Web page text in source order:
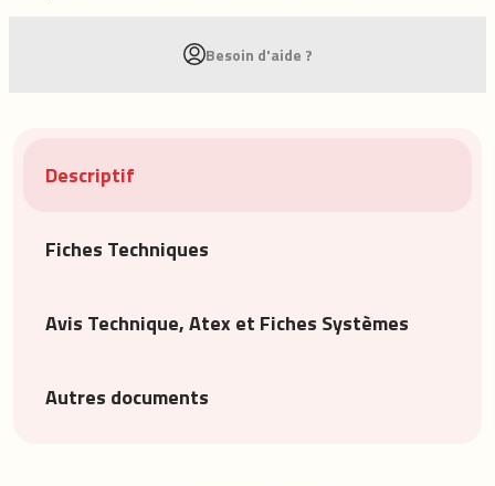
Besoin d'aide ?
Descriptif
Fiches Techniques
Avis Technique, Atex et Fiches Systèmes
Autres documents